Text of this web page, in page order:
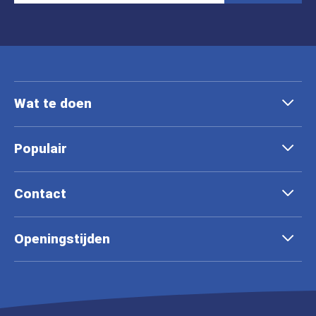
Wat te doen
Populair
Contact
Openingstijden